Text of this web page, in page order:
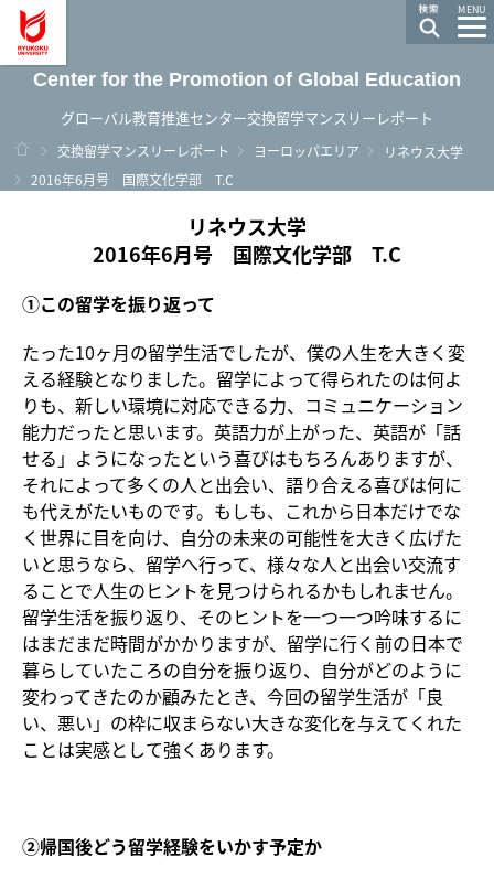
MENU
Center for the Promotion of Global Education
グローバル教育推進センター交換留学マンスリーレポート
ホーム
交換留学マンスリーレポート ヨーロッパエリア
リネウス大学
2016年6月号 国際文化学部 T.C
リネウス大学
2016年6月号 国際文化学部 T.C
①この留学を振り返って
たった10ヶ月の留学生活でしたが、僕の人生を大きく変
える経験となりました。留学によって得られたのは何よ
りも、新しい環境に対応できる力、コミュニケーション
能力だったと思います。英語力が上がった、英語が「話
せる」ようになったという喜びはもちろんありますが、
それによって多くの人と出会い、語り合える喜びは何に
も代えがたいものです。もしも、これから日本だけでな
く世界に目を向け、自分の未来の可能性を大きく広げた
いと思うなら、留学へ行って、様々な人と出会い交流す
ることで人生のヒントを見つけられるかもしれません。
留学生活を振り返り、そのヒントを一つ一つ吟味するに
はまだまだ時間がかかりますが、留学に行く前の日本で
暮らしていたころの自分を振り返り、自分がどのように
変わってきたのか顧みたとき、今回の留学生活が「良
い、悪い」の枠に収まらない大きな変化を与えてくれた
ことは実感として強くあります。
②帰国後どう留学経験をいかす予定か